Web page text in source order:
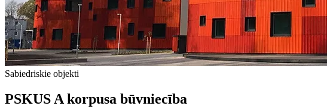
Sabiedriskie objekti
PSKUS A korpusa būvniecība